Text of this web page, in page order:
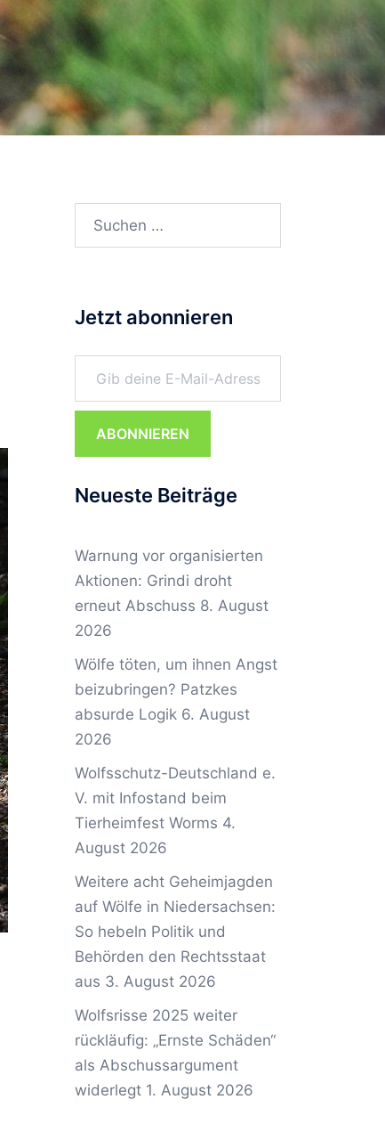
Suchen
Jetzt abonnieren
Gib deine E-Mail-Adresse ein ...
ABONNIEREN
Neueste Beiträge
Warnung vor organisierten
Aktionen: Grindi droht
erneut Abschuss 8. August
2026
Wölfe töten, um ihnen Angst
beizubringen? Patzkes
absurde Logik 6. August
2026
Wolfsschutz-Deutschland e.
V. mit Infostand beim
Tierheimfest Worms 4.
August 2026
Weitere acht Geheimjagden
auf Wölfe in Niedersachsen:
So hebeln Politik und
Behörden den Rechtsstaat
aus 3. August 2026
Wolfsrisse 2025 weiter
rückläufig: „Ernste Schäden“
als Abschussargument
widerlegt 1. August 2026